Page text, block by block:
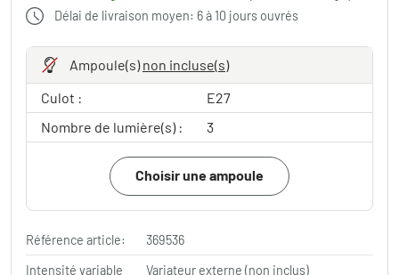
Délai de livraison moyen: 6 à 10 jours ouvrés
Ampoule(s)non incluse(s)
Culot :
E27
Nombre de lumière(s) :
3
Choisir une ampoule
Référence article:
369536
Intensité variable
Variateur externe (non inclus)